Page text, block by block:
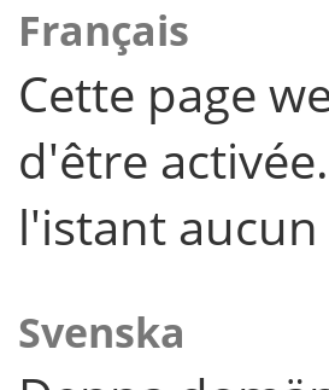
Français
Cette page
d'être
l'istant
Svenska